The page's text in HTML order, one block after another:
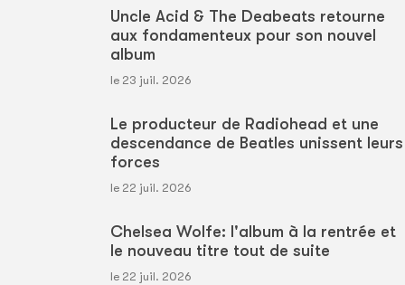
Uncle Acid & The Deabeats retourne
aux fondamenteux pour son nouvel
album
le 23 juil. 2026
Le producteur de Radiohead et une
descendance de Beatles unissent leurs
forces
le 22 juil. 2026
Chelsea Wolfe: l'album à la rentrée et
le nouveau titre tout de suite
le 22 juil. 2026